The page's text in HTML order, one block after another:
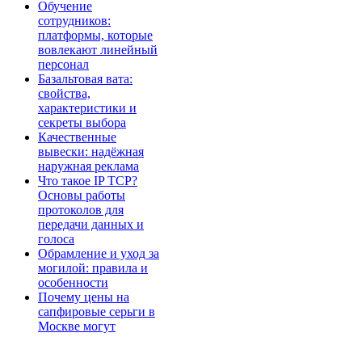
Обучение
сотрудников:
платформы, которые
вовлекают линейный
персонал
Базальтовая вата:
свойства,
характеристики и
секреты выбора
Качественные
вывески: надёжная
наружная реклама
Что такое IP TCP?
Основы работы
протоколов для
передачи данных и
голоса
Обрамление и уход за
могилой: правила и
особенности
Почему цены на
сапфировые серьги в
Москве могут